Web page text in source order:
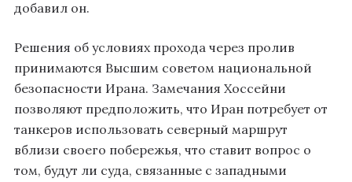
добавил он.
Решения об условиях прохода через пролив
принимаются Высшим советом национальной
безопасности Ирана. Замечания Хоссейни
позволяют предположить, что Иран потребует от
танкеров использовать северный маршрут
вблизи своего побережья, что ставит вопрос о
том, будут ли суда, связанные с западными